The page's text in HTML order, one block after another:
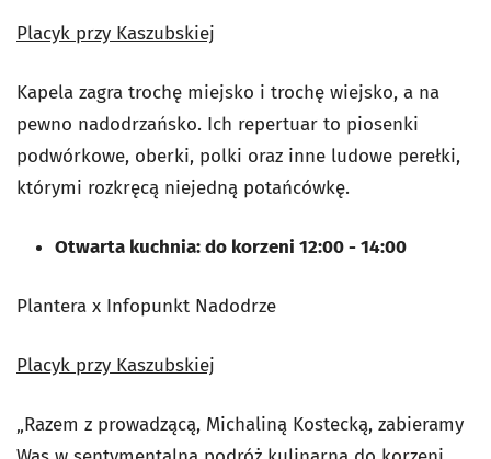
Placyk przy Kaszubskiej
Kapela zagra trochę miejsko i trochę wiejsko, a na
pewno nadodrzańsko. Ich repertuar to piosenki
podwórkowe, oberki, polki oraz inne ludowe perełki,
którymi rozkręcą niejedną potańcówkę.
Otwarta kuchnia: do korzeni 12:00 - 14:00
Plantera x Infopunkt Nadodrze
Placyk przy Kaszubskiej
„Razem z prowadzącą, Michaliną Kostecką, zabieramy